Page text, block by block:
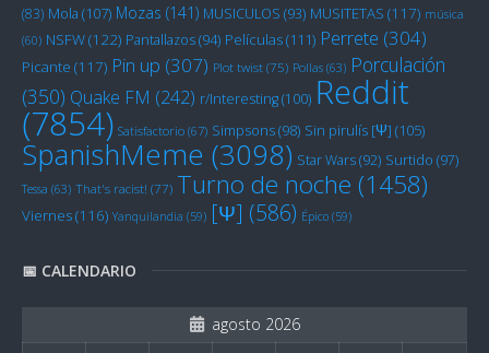
(83) Mola (107) Mozas (141) MUSICULOS (93) MUSITETAS (117) música
(60) NSFW(122) Pantallazos(94) Películas(111) Perrete (304)
Picante (117) Pin up (307) Plot twist (75) Pollas (63) Porculación
(350) Quake FM (242) r/Interesting(100) Reddit
(7854) Satisfactorio (67) Simpsons(98) Sin pirulís [Ψ] (105)
SpanishMeme (3098) Star Wars(92) Surtido (97)
Tessa (63) That's racist! (77) Turno de noche (1458)
Viernes(116) Yanquilandia (59) [Ψ] (586) Épico (59)
📅 CALENDARIO
agosto 2026